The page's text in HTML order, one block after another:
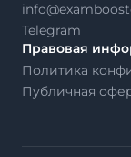
Telegram
Правовая
Политика
Публичная